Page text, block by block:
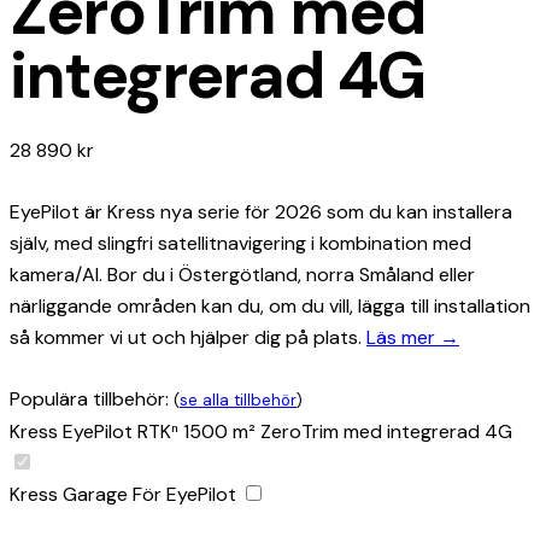
integrerad 4G
28 890 kr
EyePilot är Kress nya serie för 2026 som du kan installera
själv, med slingfri satellitnavigering i kombination med
kamera/AI. Bor du i Östergötland, norra Småland eller
närliggande områden kan du, om du vill, lägga till installation
så kommer vi ut och hjälper dig på plats. Läs mer →
Populära tillbehör: (se alla tillbehör)
Kress EyePilot RTKⁿ 1500 m² ZeroTrim med integrerad 4G
Kress Garage För EyePilot